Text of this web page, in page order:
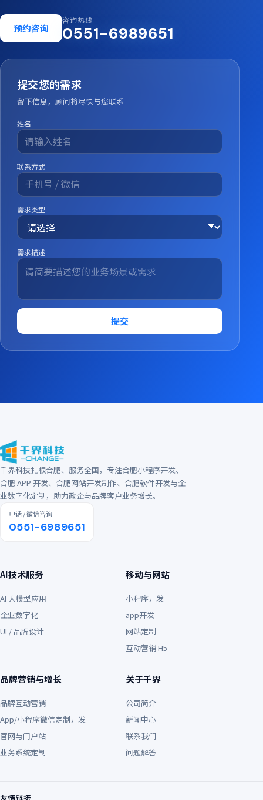
预约咨询
咨询热线
0551-6989651
提交您的需求
留下信息，顾问将尽快与您联系
姓名
联系方式
需求类型
需求描述
提交
千界科技扎根合肥、服务全国，专注合肥小程序开发、
合肥 APP 开发、合肥网站开发制作、合肥软件开发与企
业数字化定制，助力政企与品牌客户业务增长。
电话 / 微信咨询
0551-6989651
AI技术服务
AI 大模型应用
企业数字化
UI / 品牌设计
移动与网站
小程序开发
app开发
网站定制
互动营销 H5
品牌营销与增长
品牌互动营销
App/小程序微信定制开发
官网与门户站
业务系统定制
关于千界
公司简介
新闻中心
联系我们
问题解答
友情链接